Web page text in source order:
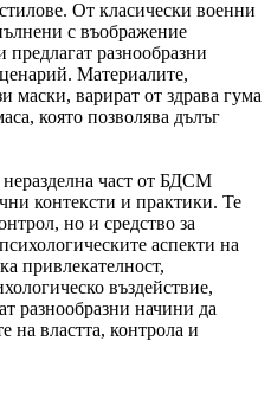
От класически военни
с въображение
разнообразни
Материалите,
маски, варират от здрава гума
която позволява дълъг
част от БДСМ
контексти и практики. Те
но и средство за
аспекти на
привлекателност,
въздействие,
разнообразни начини да
на властта, контрола и